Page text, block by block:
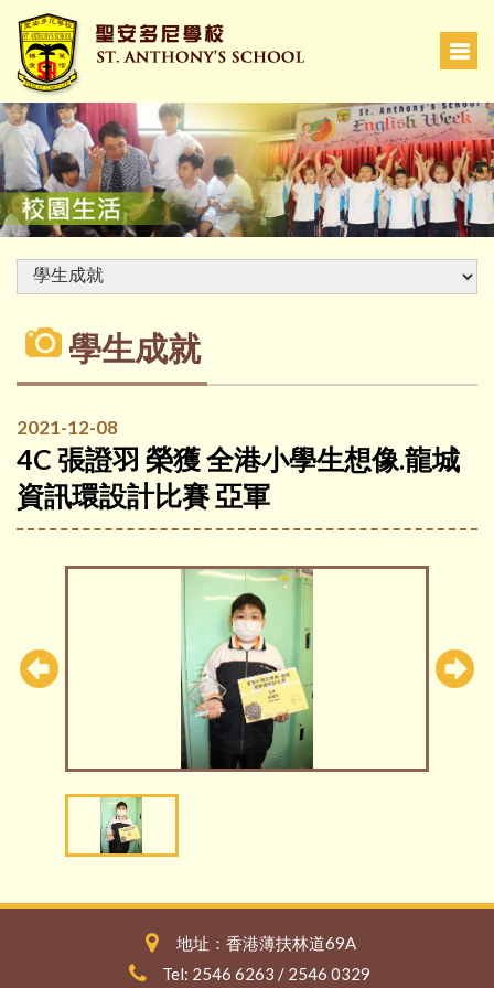
學生成就
2021-12-08
4C 張證羽 榮獲 全港小學生想像.龍城
資訊環設計比賽 亞軍
地址：香港薄扶林道69A
Tel: 2546 6263 / 2546 0329